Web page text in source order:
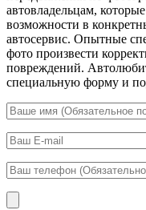
автовладельцам,
возможности в
автосервис. Опытные
фото произвести
повреждений.
специальную форму и